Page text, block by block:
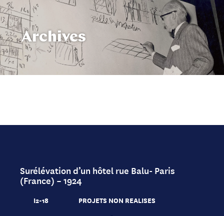
Archives
Surélévation d’un hôtel rue Balu- Paris
(France) – 1924
I2-18
PROJETS NON REALISES